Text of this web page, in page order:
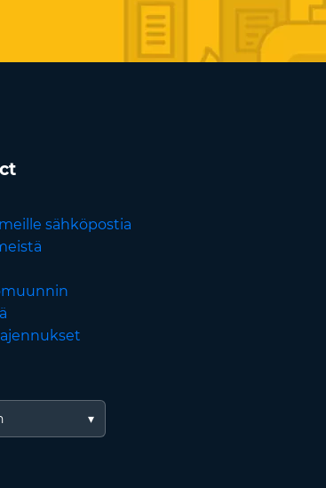
sähköpostia